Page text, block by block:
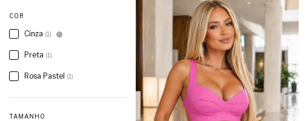
COR
Cinza (1)
Preta (1)
Rosa Pastel (1)
TAMANHO